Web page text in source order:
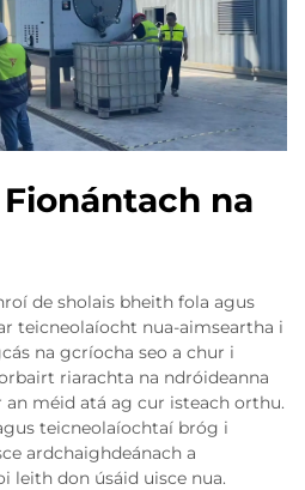
na
de sholais bheith fola agus
teicneolaíocht nua-aimseartha i
na gcríocha seo a chur i
riarachta na ndróideanna
méid atá ag cur isteach orthu.
teicneolaíochtaí bróg i
ardchaighdeánach a
leith don úsáid uisce nua.